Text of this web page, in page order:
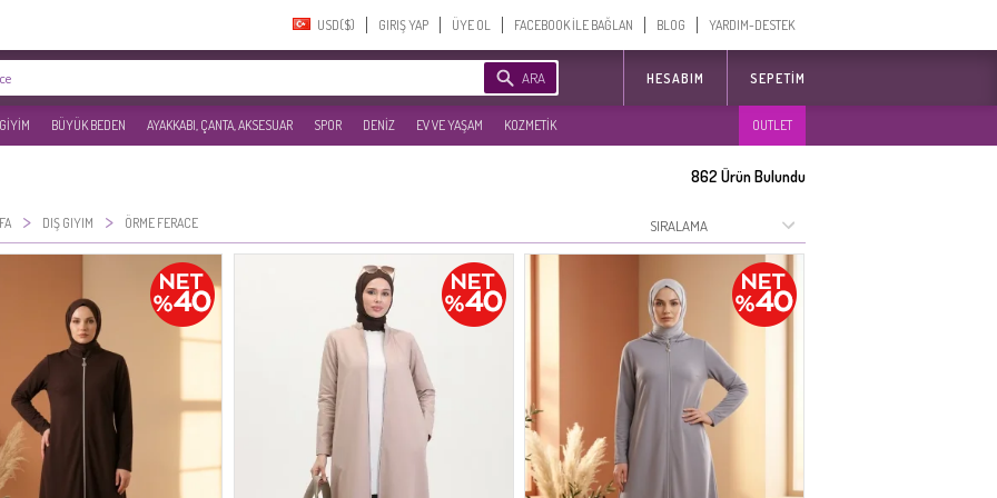
USD($)‎ GIRIŞ YAP ÜYE OL FACEBOOK İLE BAĞLAN BLOG YARDIM-DESTEK
ARA HESABIM SEPETIM
BÜYÜK BEDEN AYAKKABI, ÇANTA, AKSESUAR SPOR DENİZ EV VE YAŞAM KOZMETİK OUTLET
862 Ürün Bulundu
> DIŞ GIYIM > ÖRME FERACE